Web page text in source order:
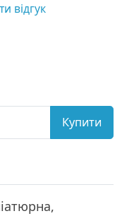
відгук
Купити